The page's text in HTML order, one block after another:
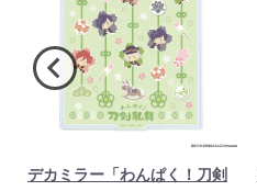
デカミラー「わんぱく！刀剣